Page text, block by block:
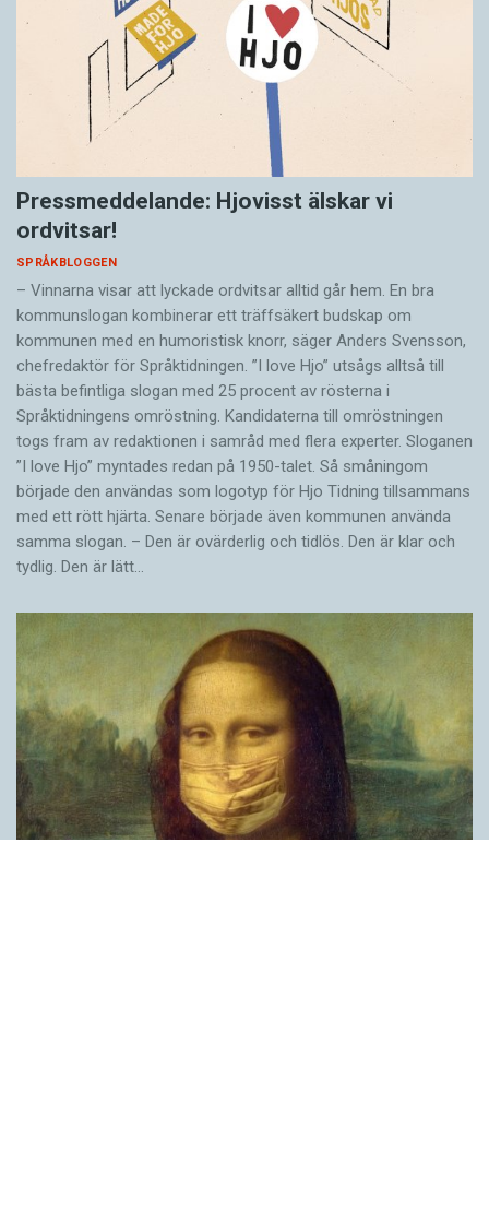
Pressmeddelande: Hjovisst älskar vi
ordvitsar!
SPRÅKBLOGGEN
– Vinnarna visar att lyckade ordvitsar alltid går hem. En bra
kommunslogan kombinerar ett träffsäkert budskap om
kommunen med en humoristisk knorr, säger Anders Svensson,
chefredaktör för Språktidningen. ”I love Hjo” utsågs alltså till
bästa befintliga slogan med 25 procent av rösterna i
Språktidningens omröstning. Kandidaterna till omröstningen
togs fram av redaktionen i samråd med flera experter. Sloganen
”I love Hjo” myntades redan på 1950-talet. Så småningom
började den användas som logotyp för Hjo Tidning tillsammans
med ett rött hjärta. Senare började även kommunen använda
samma slogan. – Den är ovärderlig och tidlös. Den är klar och
tydlig. Den är lätt…